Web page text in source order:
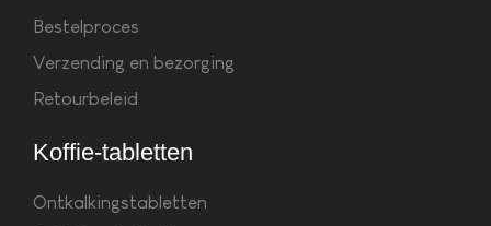
Bestelproces
Verzending en bezorging
Retourbeleid
Koffie-tabletten
Ontkalkingstabletten